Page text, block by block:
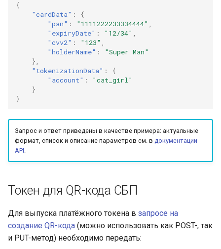
{
"cardData" :
{
"pan" : "1111222233334444" ,
"expiryDate" : "12/34" ,
"cvv2" : "123" ,
"holderName" :
"Super Man"
},
"tokenizationData" :
{
"account" :
"cat_girl"
}
}
Запрос и ответ приведены в качестве примера: актуальные
формат, список и описание параметров см. в документации
API
Токен для QR-кода СБП
Для выпуска платёжного токена в запросе на
создание QR-кода (можно использовать как POST-, так
и PUT-метод) необходимо передать: